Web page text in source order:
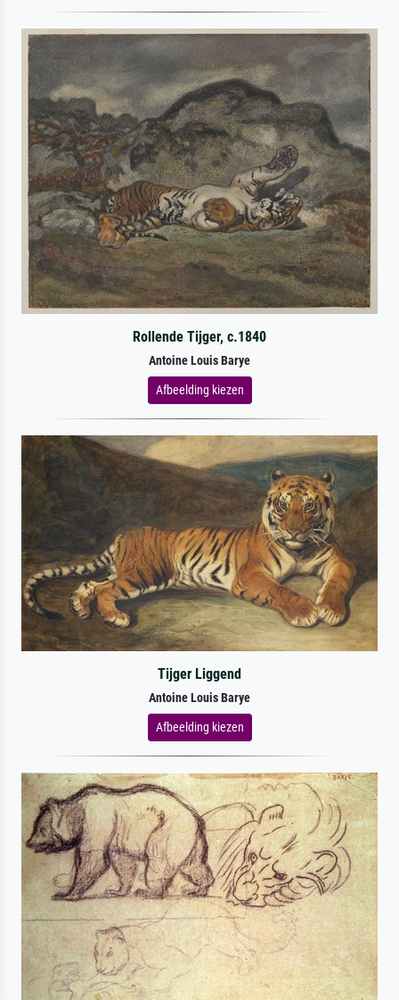
Rollende Tijger, c.1840
Antoine Louis Barye
Afbeelding kiezen
Tijger Liggend
Antoine Louis Barye
Afbeelding kiezen